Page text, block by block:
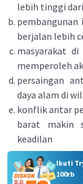
lebih tinggi
berjalan lebih
masyarakat
memperoleh
persaingan
daya alam di
konflik antar
barat makin
keadilan
Ikuti
100rb